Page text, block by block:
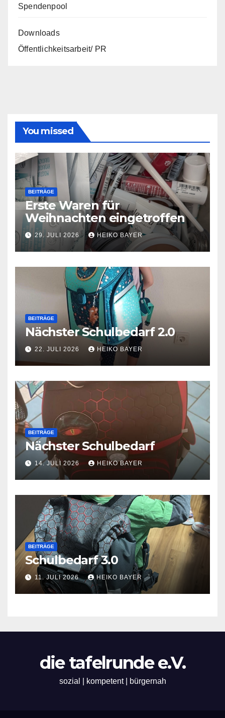
Spendenpool
Downloads
Öffentlichkeitsarbeit/ PR
You missed
BEITRÄGE
Erste Waren für
Weihnachten eingetroffen
29. JULI 2026 HEIKO BAYER
BEITRÄGE
Nächster Schulbedarf 2.0
22. JULI 2026 HEIKO BAYER
BEITRÄGE
Nächster Schulbedarf
14. JULI 2026 HEIKO BAYER
BEITRÄGE
Schulbedarf 3.0
11. JULI 2026 HEIKO BAYER
die tafelrunde e.V.
sozial | kompetent | bürgernah